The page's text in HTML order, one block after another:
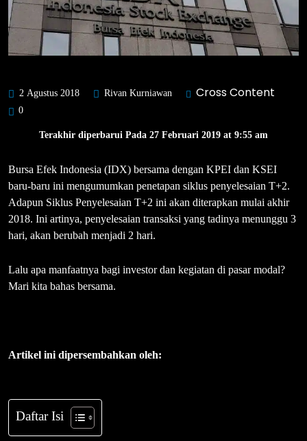
2 Agustus 2018 Rivan Kurniawan Cross Content
0
Terakhir diperbarui Pada 27 Februari 2019 at 9:55 am
Bursa Efek Indonesia (IDX) bersama dengan KPEI dan KSEI
baru-baru ini mengumumkan penetapan siklus penyelesaian T+2.
Adapun Siklus Penyelesaian T+2 ini akan diterapkan mulai akhir
2018. Ini artinya, penyelesaian transaksi yang tadinya menunggu 3
hari, akan berubah menjadi 2 hari.
Lalu apa manfaatnya bagi investor dan kegiatan di pasar modal?
Mari kita bahas bersama.
Artikel ini dipersembahkan oleh:
Daftar Isi